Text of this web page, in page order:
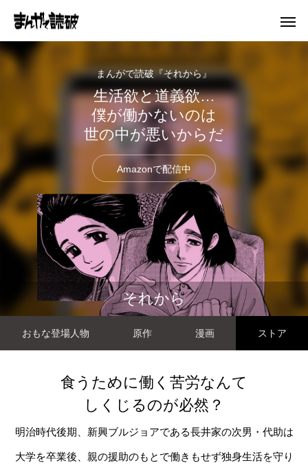
まんがで読破『それから』
生活欲と道義欲…
僕が働かないのは
世の中が悪いからだ
Amazonで配信中
それから
おもな登場人物 原作 漫画 ストア
食うために働く苦労なんて
しくじるのが必然？
明治時代後期、新興ブルジョアである長井家の次男・代助は
大学を卒業後、親の援助のもとで働きもせず独身生活を守り